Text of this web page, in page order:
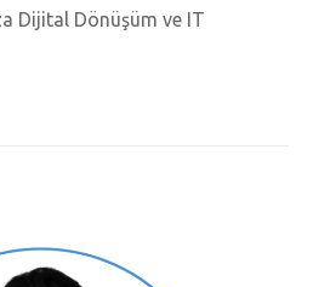
Dijital Dönüşüm ve IT